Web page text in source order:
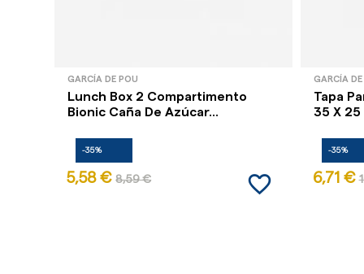
GARCÍA DE POU
Lunch Box 2 Compartimento
Bionic Caña De Azúcar...
-35%
5,58 € 8,59 € favorite_border
GARCÍA DE
Tapa
35 X 25
-35%
6,71 €